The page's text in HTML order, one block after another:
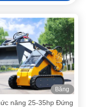
Băng
hình
năng 25-35hp Đứng